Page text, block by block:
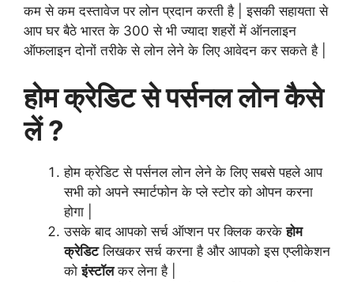
कम से कम दस्तावेज पर लोन प्रदान करती है | इसकी सहायता से
आप घर बैठे भारत के 300 से भी ज्यादा शहरों में ऑनलाइन
ऑफलाइन दोनों तरीके से लोन लेने के लिए आवेदन कर सकते है |
होम क्रेडिट से पर्सनल लोन कैसे
लें ?
होम क्रेडिट से पर्सनल लोन लेने के लिए सबसे पहले आप
सभी को अपने स्मार्टफोन के प्ले स्टोर को ओपन करना
होगा |
उसके बाद आपको सर्च ऑप्शन पर क्लिक करकेहोम
क्रेडिटलिखकर सर्च करना है और आपको इस एप्लीकेशन
कोइंस्टॉलकर लेना है |